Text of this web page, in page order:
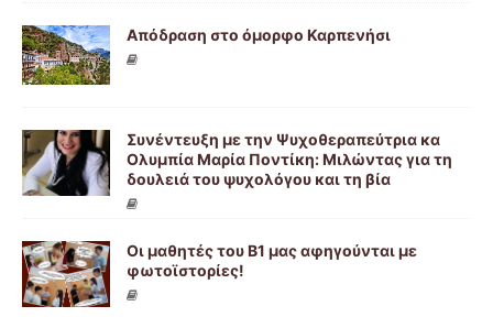
Απόδραση στο όμορφο Καρπενήσι
Συνέντευξη με την Ψυχοθεραπεύτρια κα
Ολυμπία Μαρία Ποντίκη: Μιλώντας για τη
δουλειά του ψυχολόγου και τη βία
Οι μαθητές του Β1 μας αφηγούνται με
φωτοϊστορίες!